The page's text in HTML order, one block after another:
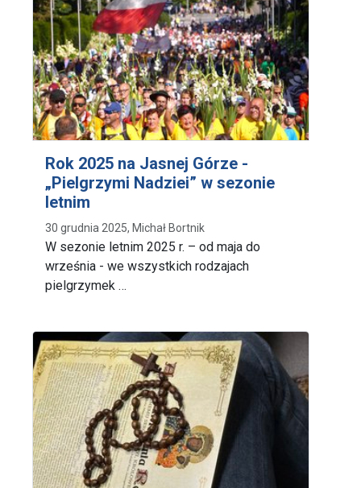
Rok 2025 na Jasnej Górze -
„Pielgrzymi Nadziei” w sezonie
letnim
30 grudnia 2025, Michał Bortnik
W sezonie letnim 2025 r. – od maja do
września - we wszystkich rodzajach
pielgrzymek …